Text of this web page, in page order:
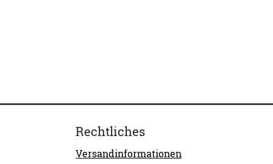
Rechtliches
Versandinformationen